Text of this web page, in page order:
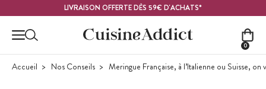
LIVRAISON OFFERTE DÈS 59€ D'ACHATS*
0
Accueil Nos Conseils Meringue Française, à l’Italienne ou Suisse,